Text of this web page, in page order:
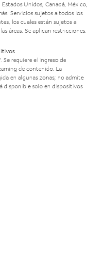
Unidos, Canadá, México,
Servicios sujetos a todos los
los cuales están sujetos a
áreas. Se aplican restricciones.
requiere el ingreso de
de contenido. La
en algunas zonas; no admite
disponible solo en dispositivos